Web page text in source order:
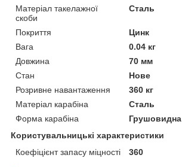
Матеріал такелажної
скоби
Сталь
Покриття
Цинк
Вага
0.04 кг
Довжина
70 мм
Стан
Нове
Розривне навантаження
360 кг
Матеріал карабіна
Сталь
Форма карабіна
Грушовидна
Користувальницькі характеристики
Коефіцієнт запасу міцності
360